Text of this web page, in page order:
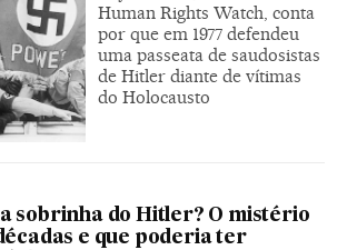
Human Rights Watch, conta
por que em 1977 defendeu
uma passeata de saudosistas
de Hitler diante de vítimas
do Holocausto
sobrinha do Hitler? O mistério
e que poderia ter